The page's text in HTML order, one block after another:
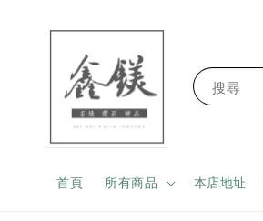
搜尋
首頁 所有商品 本店地址